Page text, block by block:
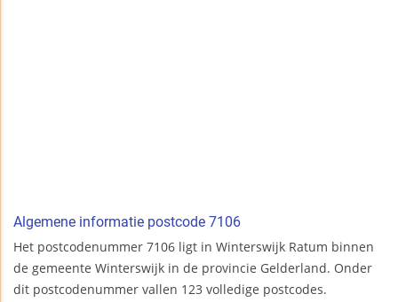
Algemene informatie postcode 7106
Het postcodenummer 7106 ligt in Winterswijk Ratum binnen
de gemeente Winterswijk in de provincie Gelderland. Onder
dit postcodenummer vallen 123 volledige postcodes.